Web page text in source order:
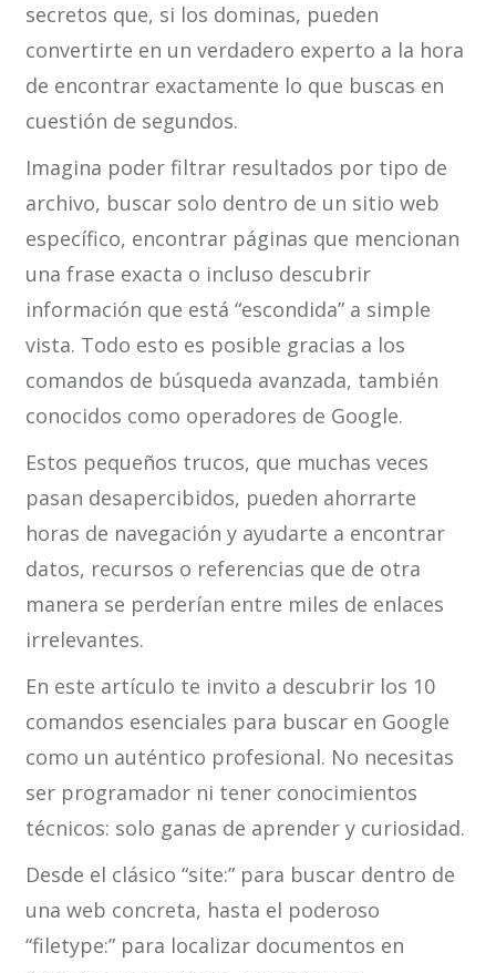
secretos que, si los dominas, pueden
convertirte en un verdadero experto a la hora
de encontrar exactamente lo que buscas en
cuestión de segundos.
Imagina poder filtrar resultados por tipo de
archivo, buscar solo dentro de un sitio web
específico, encontrar páginas que mencionan
una frase exacta o incluso descubrir
información que está “escondida” a simple
vista. Todo esto es posible gracias a los
comandos de búsqueda avanzada, también
conocidos como operadores de Google.
Estos pequeños trucos, que muchas veces
pasan desapercibidos, pueden ahorrarte
horas de navegación y ayudarte a encontrar
datos, recursos o referencias que de otra
manera se perderían entre miles de enlaces
irrelevantes.
En este artículo te invito a descubrir los 10
comandos esenciales para buscar en Google
como un auténtico profesional. No necesitas
ser programador ni tener conocimientos
técnicos: solo ganas de aprender y curiosidad.
Desde el clásico “site:” para buscar dentro de
una web concreta, hasta el poderoso
“filetype:” para localizar documentos en